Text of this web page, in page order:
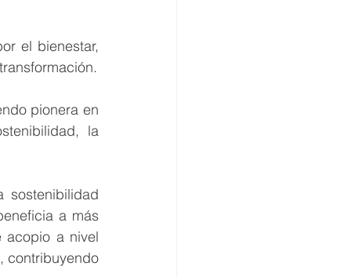
el bienestar,
pionera en
la
sostenibilidad
a más
acopio a nivel
contribuyendo